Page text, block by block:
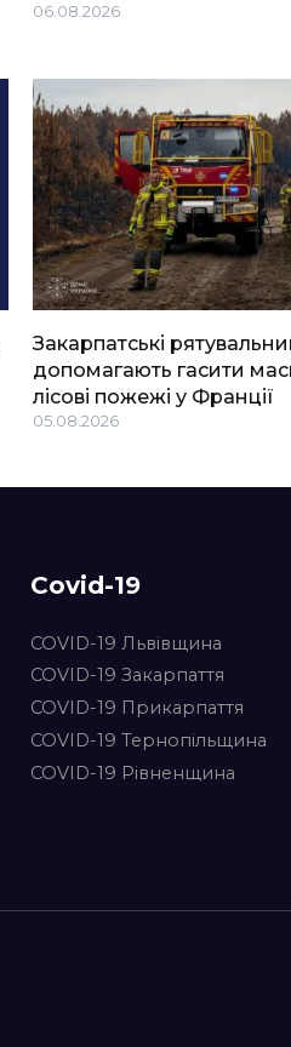
06.08.2026
Закарпатські
допомагають гасити
лісові пожежі у Франції
05.08.2026
Covid-19
COVID-19 Львівщина
COVID-19 Закарпаття
COVID-19 Прикарпаття
COVID-19 Тернопільщина
COVID-19 Рівненщина